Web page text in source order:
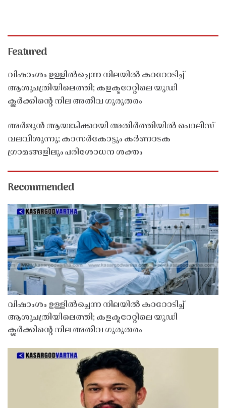
Featured
വിഷാംശം ഉള്ളിൽച്ചെന്ന നിലയിൽ കാറോടിച്ച്
ആശുപത്രിയിലെത്തി; കളക്ടറേറ്റിലെ യുഡി
ക്ലർക്കിൻ്റെ നില അതീവ ഗുരുതരം
അർജുൻ ആയങ്കിക്കായി അതിർത്തിയിൽ പൊലീസ്
വലവീശുന്നു; കാസർകോട്ടും കർണാടക
ഗ്രാമങ്ങളിലും പരിശോധന ശക്തം
Recommended
വിഷാംശം ഉള്ളിൽച്ചെന്ന നിലയിൽ കാറോടിച്ച്
ആശുപത്രിയിലെത്തി; കളക്ടറേറ്റിലെ യുഡി
ക്ലർക്കിൻ്റെ നില അതീവ ഗുരുതരം